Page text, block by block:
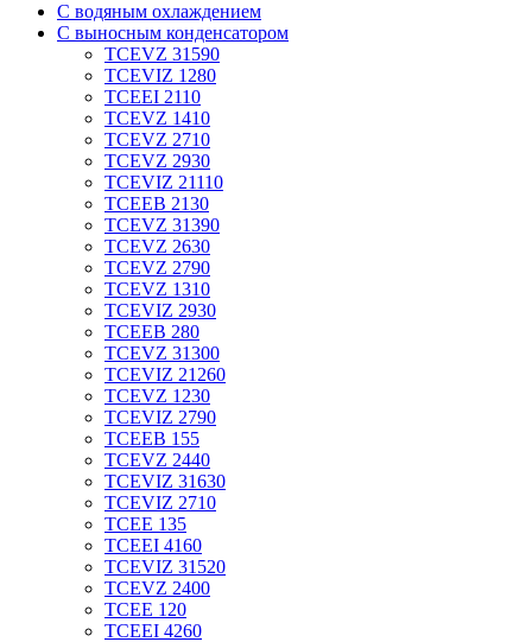
С водяным охлаждением
С выносным конденсатором
TCEVZ 31590
TCEVIZ 1280
TCEEI 2110
TCEVZ 1410
TCEVZ 2710
TCEVZ 2930
TCEVIZ 21110
TCEEB 2130
TCEVZ 31390
TCEVZ 2630
TCEVZ 2790
TCEVZ 1310
TCEVIZ 2930
TCEEB 280
TCEVZ 31300
TCEVIZ 21260
TCEVZ 1230
TCEVIZ 2790
TCEEB 155
TCEVZ 2440
TCEVIZ 31630
TCEVIZ 2710
TCEE 135
TCEEI 4160
TCEVIZ 31520
TCEVZ 2400
TCEE 120
TCEEI 4260